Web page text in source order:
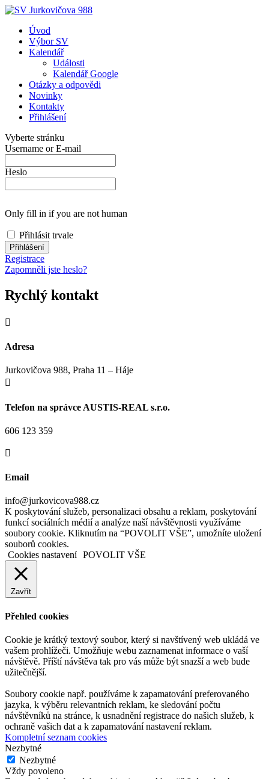
Úvod
Výbor SV
Kalendář
Události
Kalendář Google
Otázky a odpovědi
Novinky
Kontakty
Přihlášení
Vyberte stránku
Username or E-mail
Heslo
Only fill in if you are not human
Přihlásit trvale
Registrace
Zapomněli jste heslo?
Rychlý kontakt

Adresa
Jurkovičova 988, Praha 11 – Háje

Telefon na správce AUSTIS-REAL s.r.o.
606 123 359

Email
info@jurkovicova988.cz
K poskytování služeb, personalizaci obsahu a reklam, poskytování
funkcí sociálních médií a analýze naší návštěvnosti využíváme
soubory cookie. Kliknutím na “POVOLIT VŠE”, umožníte uložení
souborů cookies.
Cookies nastavení POVOLIT VŠE
Zavřít
Přehled cookies
Cookie je krátký textový soubor, který si navštívený web ukládá ve
vašem prohlížeči. Umožňuje webu zaznamenat informace o vaší
návštěvě. Příští návštěva tak pro vás může být snazší a web bude
užitečnější.
Soubory cookie např. používáme k zapamatování preferovaného
jazyka, k výběru relevantních reklam, ke sledování počtu
návštěvníků na stránce, k usnadnění registrace do našich služeb, k
ochraně vašich dat a k zapamatování nastavení reklam.
Kompletní seznam cookies
Nezbytné
Nezbytné
Vždy povoleno